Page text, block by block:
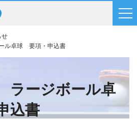
せ
ル卓球 要項・申込書
ラージボール卓
込書